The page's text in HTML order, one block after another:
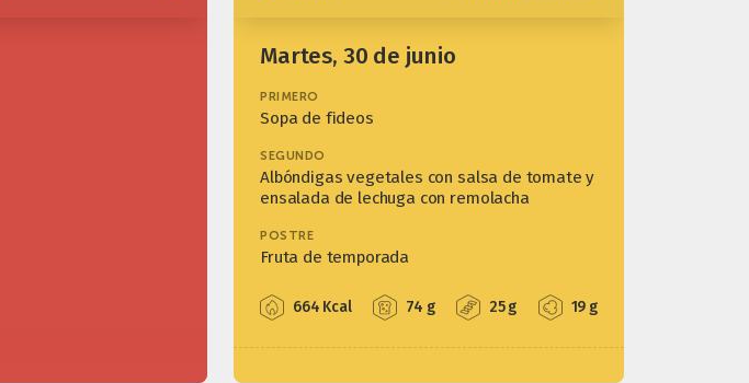
martes, 30 de junio
PRIMERO
Sopa de fideos
SEGUNDO
Albóndigas vegetales con salsa de tomate y
ensalada de lechuga con remolacha
POSTRE
Fruta de temporada
664 Kcal 74 g 25 g 19 g